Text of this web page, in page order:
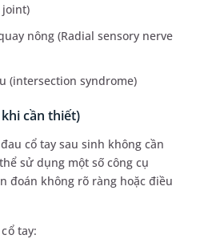
nông (Radial sensory nerve
(intersection syndrome)
cần thiết)
cổ tay sau sinh không cần
sử dụng một số công cụ
đoán không rõ ràng hoặc điều
tay: